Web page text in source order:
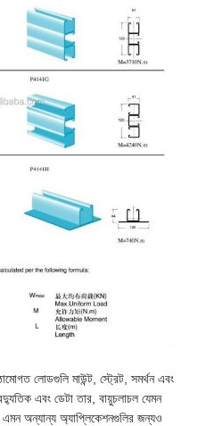
লোডগুলি মাউন্ট, স্ট্রেট, সমর্থন এবং
এবং ডেটা তার, বায়ুচলাচল যেমন
এমন অন্যান্য অ্যাপ্লিকেশনগুলির জন্যও